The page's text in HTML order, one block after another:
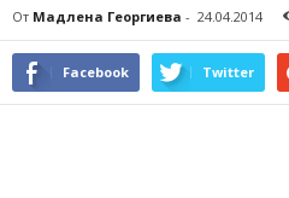
От Мадлена Георгиева - 24.04.2014
Facebook Twitter